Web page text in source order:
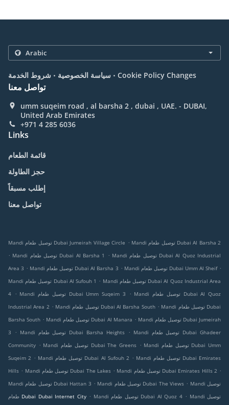
سياسة الخصوصية . شروط الخدمة . Cookie Policy Changes
تواصل معنا
umm suqeim road , al barsha 2 , dubai , UAE. - DUBAI,
United Arab Emirates
+971 4 285 6036
Links
قائمة الطعام
حجز الطاولة
إطلب مسبقاً
تواصل معنا
Mandi توصيل طعام Dubai Jumeirah Village Circle .
Mandi توصيل طعام Dubai Al Barsha 2
.
Mandi توصيل طعام Dubai Al Barsha 1 . Mandi توصيل طعام Dubai Al Quoz Industrial
Area 3 . Mandi توصيل طعام Dubai Al Barsha 3 . Mandi توصيل طعام Dubai Umm Al Sheif .
Mandi توصيل طعام Dubai Al Sufouh 1 . Mandi توصيل طعام Dubai Al Quoz Industrial Area
4
. Mandi توصيل طعام Dubai Umm Suqeim 3 . Mandi توصيل طعام Dubai Al Quoz
Industrial Area 2 . Mandi توصيل طعام Dubai Al Barsha South . Mandi توصيل طعام Dubai
Barsha South . Mandi توصيل طعام Dubai Al Manara . Mandi توصيل طعام Dubai Jumeirah
3
. Mandi توصيل طعام Dubai Barsha Heights . Mandi توصيل طعام Dubai Ghadeer
Community . Mandi توصيل طعام Dubai The Greens . Mandi توصيل طعام Dubai Umm
Suqeim 2 . Mandi توصيل طعام Dubai Al Sufouh 2 . Mandi توصيل طعام Dubai Emirates
Hills . Mandi توصيل طعام Dubai The Lakes . Mandi توصيل طعام Dubai Emirates Hills 2 .
Mandi توصيل طعام Dubai Hattan 3 . Mandi توصيل طعام Dubai The Views . Mandi توصيل
طعام Dubai Dubai Internet City . Mandi توصيل طعام Dubai Al Quoz 4 . Mandi توصيل